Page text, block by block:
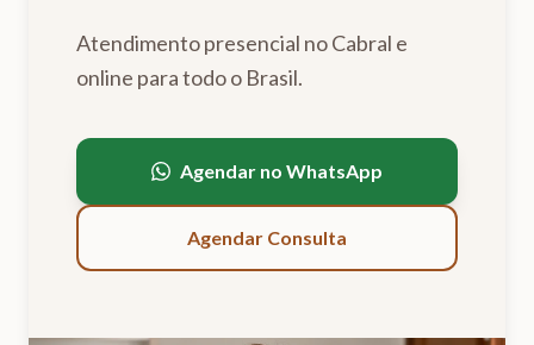
Atendimento presencial no Cabral e
online para todo o Brasil.
Agendar no WhatsApp
Agendar Consulta